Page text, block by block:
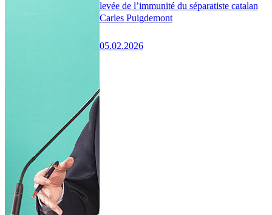
levée de l’immunité du séparatiste catalan
Carles Puigdemont
05.02.2026